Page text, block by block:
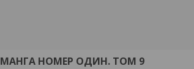
МАНГА НОМЕР ОДИН. ТОМ 9